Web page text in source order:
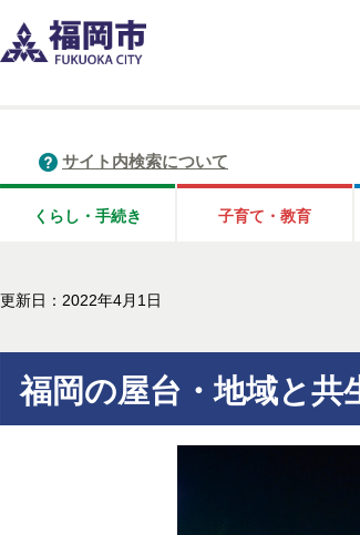
サイト内検索について
くらし・手続き 子育て・教育
更新日：2022年4月1日
福岡の屋台・地域と共